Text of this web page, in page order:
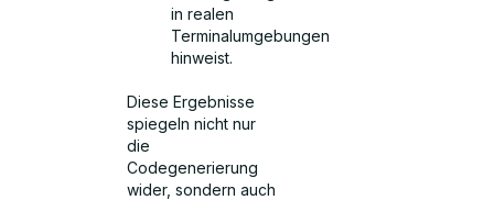
in realen
Terminalumgebungen
hinweist.
Diese Ergebnisse
spiegeln nicht nur
die
Codegenerierung
wider, sondern auch